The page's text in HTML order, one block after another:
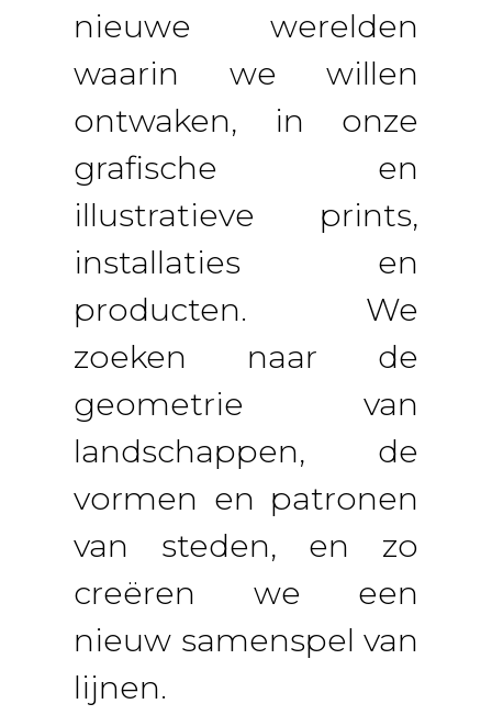
nieuwe werelden
waarin we willen
ontwaken, in onze
grafische en
illustratieve prints,
installaties en
producten. We
zoeken naar de
geometrie van
landschappen, de
vormen en patronen
van steden, en zo
creëren we een
nieuw samenspel van
lijnen.